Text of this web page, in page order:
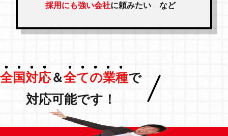
採用にも強い会社に頼みたい など
全国対応＆全ての業種で
対応可能です！